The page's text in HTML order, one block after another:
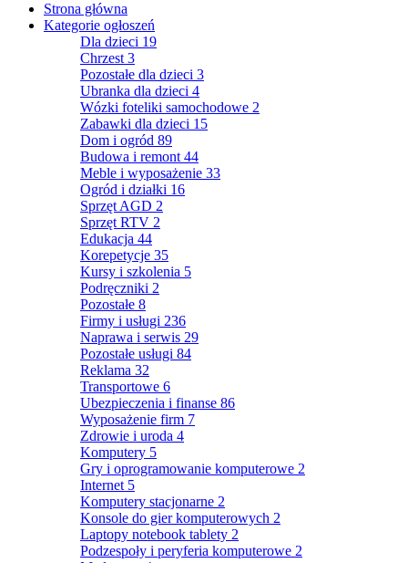
Strona główna
Kategorie ogłoszeń
Dla dzieci 19
Chrzest 3
Pozostałe dla dzieci 3
Ubranka dla dzieci 4
Wózki foteliki samochodowe 2
Zabawki dla dzieci 15
Dom i ogród 89
Budowa i remont 44
Meble i wyposażenie 33
Ogród i działki 16
Sprzęt AGD 2
Sprzęt RTV 2
Edukacja 44
Korepetycje 35
Kursy i szkolenia 5
Podręczniki 2
Pozostałe 8
Firmy i usługi 236
Naprawa i serwis 29
Pozostałe usługi 84
Reklama 32
Transportowe 6
Ubezpieczenia i finanse 86
Wyposażenie firm 7
Zdrowie i uroda 4
Komputery 5
Gry i oprogramowanie komputerowe 2
Internet 5
Komputery stacjonarne 2
Konsole do gier komputerowych 2
Laptopy notebook tablety 2
Podzespoły i peryferia komputerowe 2